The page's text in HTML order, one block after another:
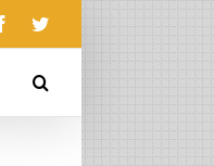
FacebookTwitter